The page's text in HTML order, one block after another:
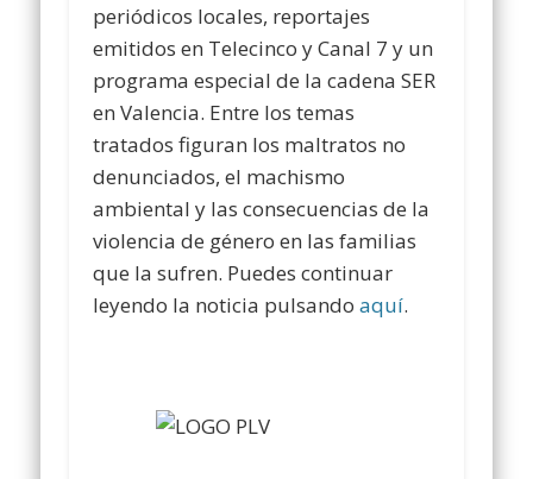
periódicos locales, reportajes
emitidos en Telecinco y Canal 7 y un
programa especial de la cadena SER
en Valencia. Entre los temas
tratados figuran los maltratos no
denunciados, el machismo
ambiental y las consecuencias de la
violencia de género en las familias
que la sufren. Puedes continuar
leyendo la noticia pulsandoaquí.